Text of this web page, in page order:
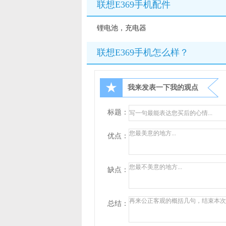
联想E369手机配件
锂电池，充电器
联想E369手机怎么样？
★ 我来发表一下我的观点
标题：
优点：
缺点：
总结：